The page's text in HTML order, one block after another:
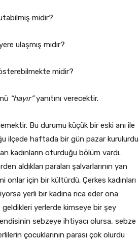
midir?
ulaşmış mıdır?
midir?
“hayır”yanıtını verecektir.
Bu durumu küçük bir eski anı ile
ilçede haftada bir gün pazar kurulurdu
kadınların oturduğu bölüm vardı.
aldıkları paraları şalvarlarının yan
onlar için bir kültürdü. Çerkes kadınları
yerli bir kadına rica eder ona
geldikleri yerlerde kimseye bir şey
sebzeye ihtiyacı olursa, sebze
çocuklarının parası çok olurdu